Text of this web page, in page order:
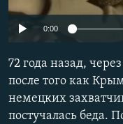
ПОБЕДИТЕЛЕЙ НЕ
ELIFBE
УКРАИНСКАЯ
ПРИСОЕДИНЯЙТЕСЬ!
Все сайты RFE/RL
0:00
72 года назад,
после того как
немецких
постучалась беда.